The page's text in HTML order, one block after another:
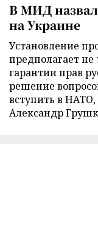
В МИД
на Украине
Установление
предполагает
гарантии прав
решение
вступить в
Александр